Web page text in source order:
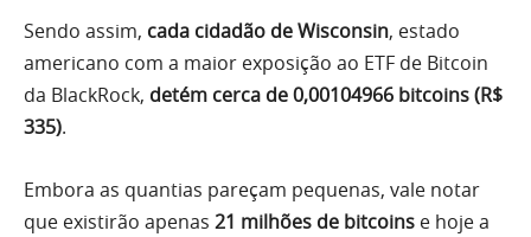
Sendo assim, cada cidadão de Wisconsin, estado
americano com a maior exposição ao ETF de Bitcoin
da BlackRock, detém cerca de 0,00104966 bitcoins (R$
335).
Embora as quantias pareçam pequenas, vale notar
que existirão apenas 21 milhões de bitcoins e hoje a